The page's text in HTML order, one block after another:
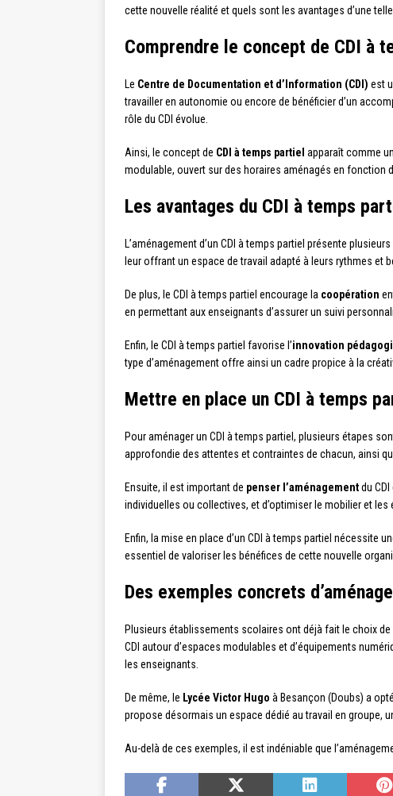
cette nouvelle réalité et quels sont les avantages d’une
Comprendre le concept de CDI à
Le Centre de Documentation et d’Information (CDI) est
travailler en autonomie ou encore de bénéficier d’un
rôle du CDI évolue.
Ainsi, le concept de CDI à temps partiel apparaît comme
modulable, ouvert sur des horaires aménagés en fonction
Les avantages du CDI à temps
L’aménagement d’un CDI à temps partiel présente
leur offrant un espace de travail adapté à leurs rythmes et
De plus, le CDI à temps partiel encourage la coopération
en permettant aux enseignants d’assurer un suivi
Enfin, le CDI à temps partiel favorise l’innovation
type d’aménagement offre ainsi un cadre propice à la
Mettre en place un CDI à temps
Pour aménager un CDI à temps partiel, plusieurs étapes
approfondie des attentes et contraintes de chacun, ainsi
Ensuite, il est important de penser l’aménagementdu
individuelles ou collectives, et d’optimiser le mobilier et
Enfin, la mise en place d’un CDI à temps partiel nécessite
essentiel de valoriser les bénéfices de cette nouvelle
Des exemples concrets
Plusieurs établissements scolaires ont déjà fait le choix
CDI autour d’espaces modulables et d’équipements
les enseignants.
De même, le Lycée Victor Hugo à Besançon (Doubs) a
propose désormais un espace dédié au travail en groupe,
Au-delà de ces exemples, il est indéniable que